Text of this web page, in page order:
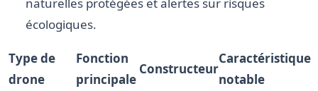
écologiques.
Type de
drone
Fonction
principale
Constructeur
Caractéristique
notable